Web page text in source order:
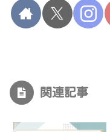
関連記事